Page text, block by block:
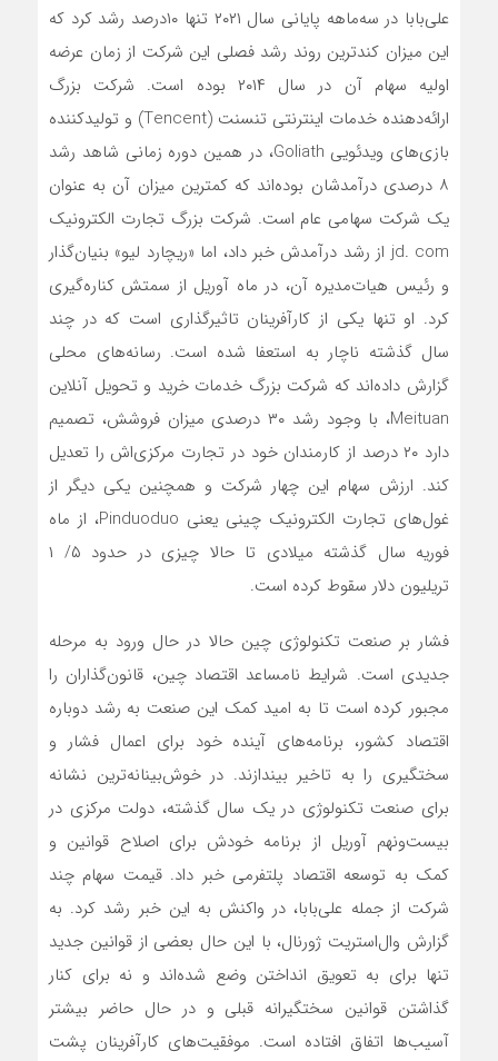
علی‌بابا در سه‌ماهه پایانی سال ۲۰۲۱ تنها ۱۰درصد رشد کرد که
این میزان کندترین روند رشد فصلی این شرکت از زمان عرضه
اولیه سهام آن در سال ۲۰۱۴ بوده است. شرکت بزرگ
ارائه‌دهنده خدمات اینترنتی تنسنت (Tencent) و تولیدکننده
بازی‌های ویدئویی Goliath، در همین دوره زمانی شاهد رشد
۸ درصدی درآمدشان بوده‌اند که کمترین میزان آن به عنوان
یک شرکت سهامی عام است. شرکت بزرگ تجارت الکترونیک
jd. com از رشد درآمدش خبر داد، اما «ریچارد لیو» بنیان‌گذار
و رئیس هیات‌مدیره آن، در ماه آوریل از سمتش کناره‌گیری
کرد. او تنها یکی از کارآفرینان تاثیرگذاری است که در چند
سال گذشته ناچار به استعفا شده است. رسانه‌های محلی
گزارش داده‌اند که شرکت بزرگ خدمات خرید و تحویل آنلاین
Meituan، با وجود رشد ۳۰ درصدی میزان فروشش، تصمیم
دارد ۲۰ درصد از کارمندان خود در تجارت مرکزی‌اش را تعدیل
کند. ارزش سهام این چهار شرکت و همچنین یکی دیگر از
غول‌های تجار‌ت الکترونیک چینی یعنی Pinduoduo، از ماه
فوریه سال گذشته میلادی تا حالا چیزی در حدود ۵/ ۱
تریلیون دلار سقوط کرده است.
فشار بر صنعت تکنولوژی چین حالا در حال ورود به مرحله
جدیدی است. شرایط نامساعد اقتصاد چین، قانون‌گذاران را
مجبور کرده است تا به امید کمک این صنعت به رشد دوباره
اقتصاد کشور، برنامه‌های آینده خود برای اعمال فشار و
سختگیری را به تاخیر بیندازند. در خوش‌بینانه‌ترین نشانه
برای صنعت تکنولوژی در یک سال گذشته، دولت مرکزی در
بیست‌ونهم آوریل از برنامه خودش برای اصلاح قوانین و
کمک به توسعه اقتصاد پلتفرمی خبر داد. قیمت سهام چند
شرکت از جمله علی‌بابا، در واکنش به این خبر رشد کرد. به
گزارش وال‌استریت ژورنال، با این حال بعضی از قوانین جدید
تنها برای به تعویق انداختن وضع شده‌اند و نه برای کنار
گذاشتن قوانین سختگیرانه قبلی‌ و در حال حاضر بیشتر
آسیب‌ها اتفاق افتاده است. موفقیت‌های کارآفرینان پشت